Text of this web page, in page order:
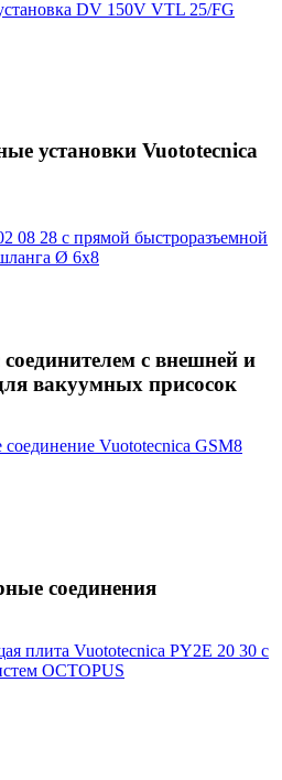
установки Vuototecnica
с внешней и
вакуумных присосок
соединения